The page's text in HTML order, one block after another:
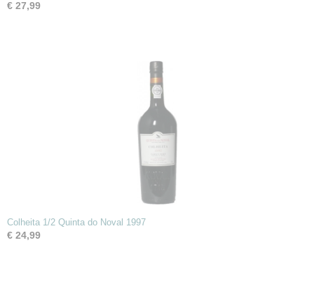
€ 27,99
Colheita 1/2 Quinta do Noval 1997
€ 24,99